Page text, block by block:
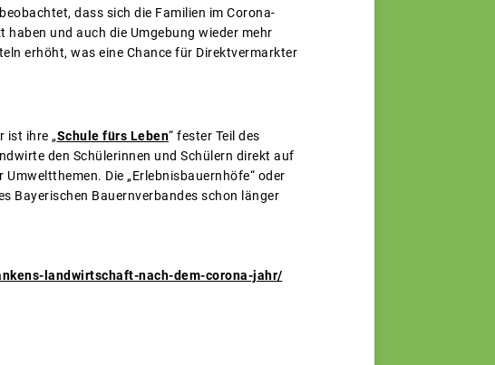
dass sich die Familien im Corona-
und auch die Umgebung wieder mehr
erhöht, was eine Chance für Direktvermarkter
ist ihre „Schule fürs Leben“ fester Teil des
den Schülerinnen und Schülern direkt auf
Die „Erlebnisbauernhöfe“ oder
Bayerischen Bauernverbandes schon länger
landwirtschaft-nach-dem-corona-jahr/